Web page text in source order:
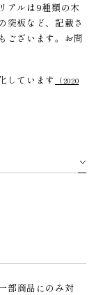
アルは9種類の木
突板など、記載さ
ございます。お問
しています （2020
部商品にのみ対